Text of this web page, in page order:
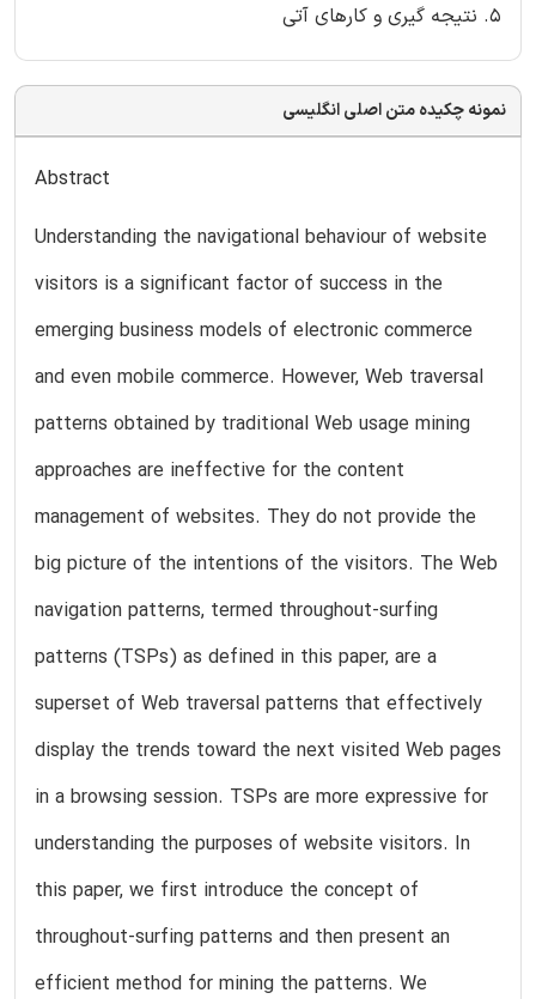
5. نتیجه گیری و کارهای آتی
نمونه چکیده متن اصلی انگلیسی
Abstract
Understanding the navigational behaviour of website
visitors is a significant factor of success in the
emerging business models of electronic commerce
and even mobile commerce. However, Web traversal
patterns obtained by traditional Web usage mining
approaches are ineffective for the content
management of websites. They do not provide the
big picture of the intentions of the visitors. The Web
navigation patterns, termed throughout-surfing
patterns (TSPs) as defined in this paper, are a
superset of Web traversal patterns that effectively
display the trends toward the next visited Web pages
in a browsing session. TSPs are more expressive for
understanding the purposes of website visitors. In
this paper, we first introduce the concept of
throughout-surfing patterns and then present an
efficient method for mining the patterns. We